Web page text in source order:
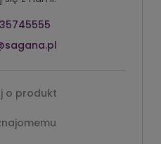
o produkt